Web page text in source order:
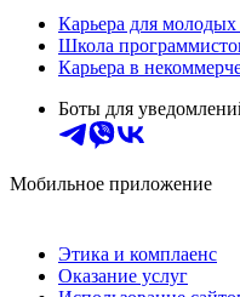
Карьера для молодых
Школа
Карьера в
Боты для
Мобильное приложение
Этика и комплаенс
Оказание услуг